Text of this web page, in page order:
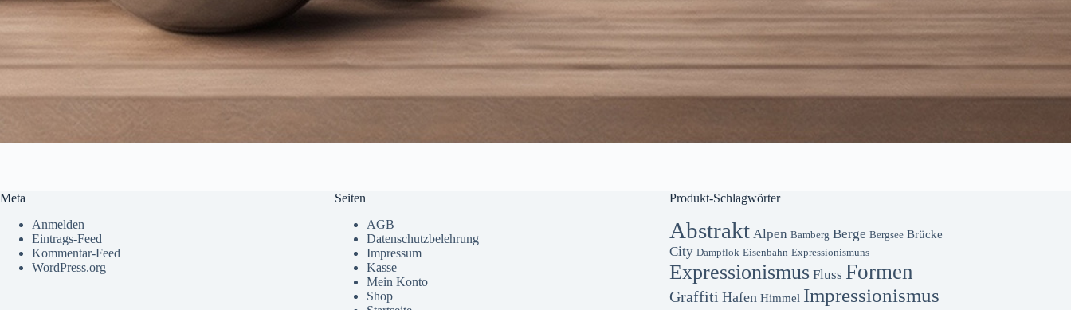
Meta
Anmelden
Eintrags-Feed
Kommentar-Feed
WordPress.org
Seiten
AGB
Datenschutzbelehrung
Impressum
Kasse
Mein Konto
Shop
Produkt-Schlagwörter
Abstrakt Alpen Bamberg Berge Bergsee Brücke
City Dampflok Eisenbahn Expressionismuns
Expressionismus Fluss Formen
Graffiti Hafen Himmel Impressionismus